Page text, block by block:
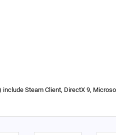
Steam Client, DirectX 9,